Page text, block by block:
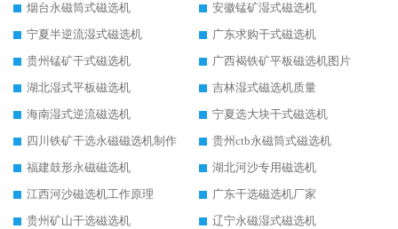
烟台永磁筒式磁选机
安徽锰矿湿式磁选机
宁夏半逆流湿式磁选机
广东求购干式磁选机
贵州锰矿干式磁选机
广西褐铁矿平板磁选机图片
湖北湿式平板磁选机
吉林湿式磁选机质量
海南湿式逆流磁选机
宁夏选大块干式磁选机
四川铁矿干选永磁磁选机制作
贵州ctb永磁筒式磁选机
福建鼓形永磁磁选机
湖北河沙专用磁选机
江西河沙磁选机工作原理
广东干选磁选机厂家
贵州矿山干选磁选机
辽宁永磁湿式磁选机